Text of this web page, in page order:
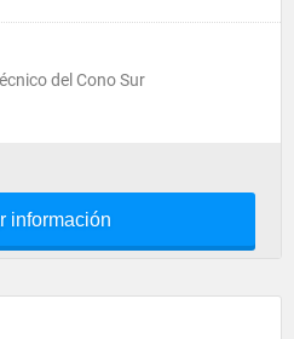
del Cono Sur
información